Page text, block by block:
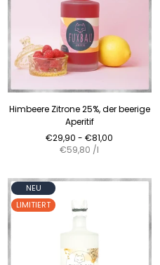
Himbeere Zitrone 25%, der beerige
Aperitif
Normaler
Preis
€29,90 - €81,00
€59,80 /l
NEU
LIMITIERT